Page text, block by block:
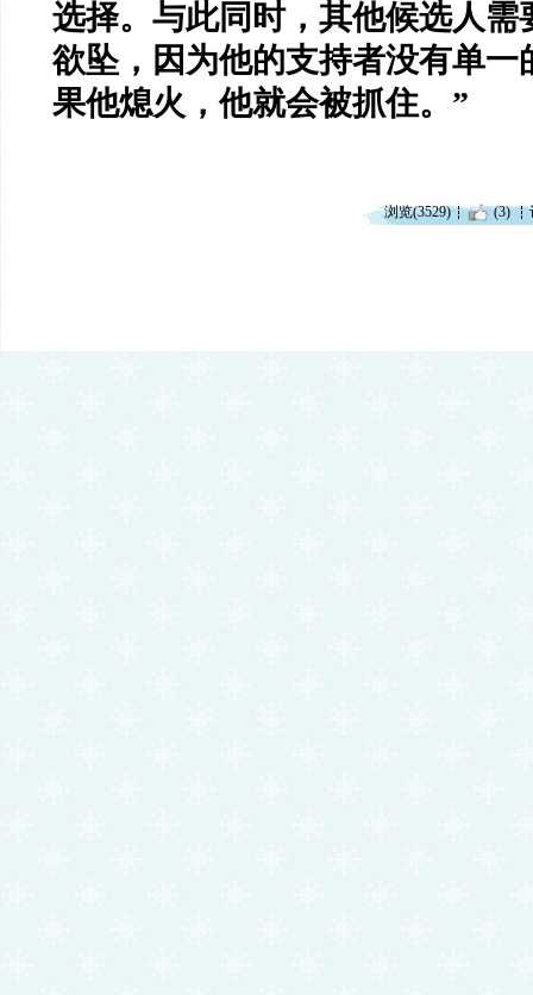
选择。与此同时，其他候选人需
欲坠，因为他的支持者没有单一
果他熄火，他就会被抓住。 ”
浏览(3529) (3)